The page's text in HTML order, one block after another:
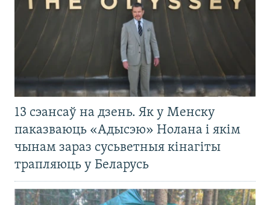
13 сэансаў на дзень. Як у Менску
паказваюць «Адысэю» Нолана і якім
чынам зараз сусьветныя кінагіты
трапляюць у Беларусь